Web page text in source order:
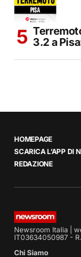
3.2 a
HOMEPAGE
SCARICA L’APP DI
REDAZIONE
Newsroom Italia |
IT03634050987 -
Chi Siamo